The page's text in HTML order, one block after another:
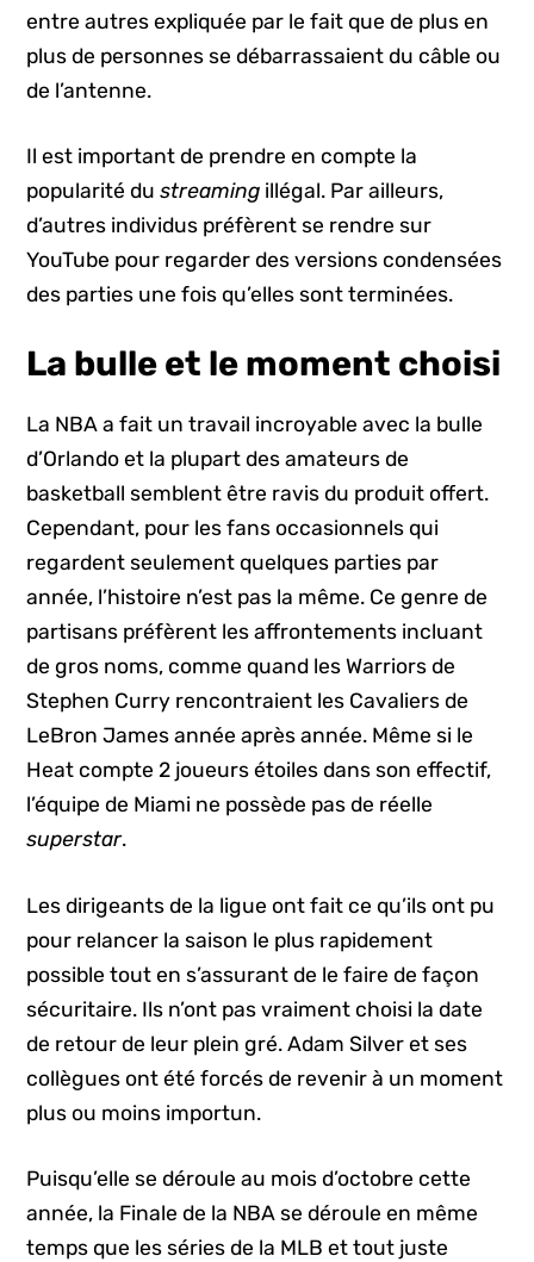
entre autres expliquée par le fait que de plus en
plus de personnes se débarrassaient du câble ou
de l’antenne.
Il est important de prendre en compte la
popularité dustreaming illégal. Par ailleurs,
d’autres individus préfèrent se rendre sur
YouTube pour regarder des versions condensées
des parties une fois qu’elles sont terminées.
La bulle et le moment choisi
La NBA a fait un travail incroyable avec la bulle
d’Orlando et la plupart des amateurs de
basketball semblent être ravis du produit offert.
Cependant, pour les fans occasionnels qui
regardent seulement quelques parties par
année, l’histoire n’est pas la même. Ce genre de
partisans préfèrent les affrontements incluant
de gros noms, comme quand les Warriors de
Stephen Curry rencontraient les Cavaliers de
LeBron James année après année. Même si le
Heat compte 2 joueurs étoiles dans son effectif,
l’équipe de Miami ne possède pas de réelle
superstar.
Les dirigeants de la ligue ont fait ce qu’ils ont pu
pour relancer la saison le plus rapidement
possible tout en s’assurant de le faire de façon
sécuritaire. Ils n’ont pas vraiment choisi la date
de retour de leur plein gré. Adam Silver et ses
collègues ont été forcés de revenir à un moment
plus ou moins importun.
Puisqu’elle se déroule au mois d’octobre cette
année, la Finale de la NBA se déroule en même
temps que les séries de la MLB et tout juste